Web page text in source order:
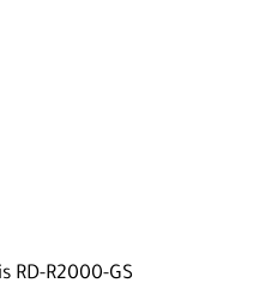
RD-R2000-GS